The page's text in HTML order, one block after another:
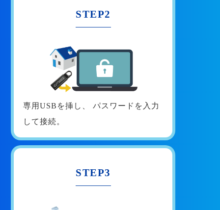
STEP2
専用USBを挿し、
パスワードを入力
して接続。
STEP3